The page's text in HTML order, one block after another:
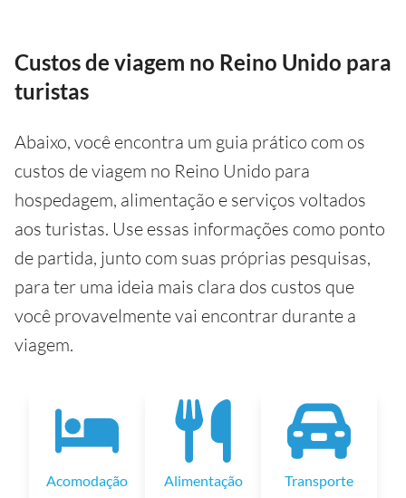
Custos de viagem no Reino Unido para
turistas
Abaixo, você encontra um guia prático com os
custos de viagem no Reino Unido para
hospedagem, alimentação e serviços voltados
aos turistas. Use essas informações como ponto
de partida, junto com suas próprias pesquisas,
para ter uma ideia mais clara dos custos que
você provavelmente vai encontrar durante a
viagem.
Acomodação Alimentação Transporte